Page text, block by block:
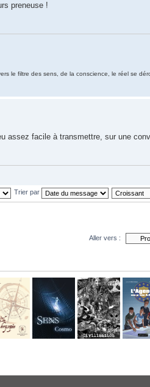
preneuse !
le filtre des sens, de la conscience, le réel se
assez facile à transmettre, sur une
Trier par
Aller vers :